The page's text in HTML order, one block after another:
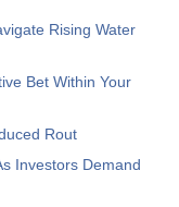
Rising Water
Bet Within Your
Rout
Investors Demand